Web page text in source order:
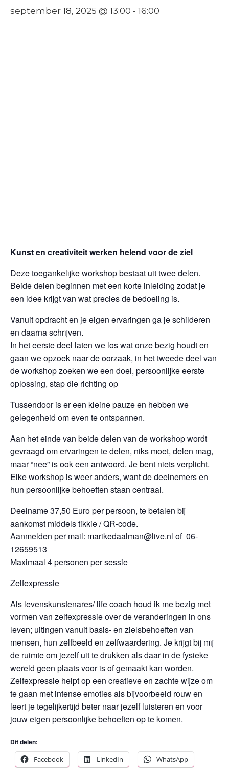
september 18, 2025 @ 13:00 - 16:00
Kunst en creativiteit werken helend voor de ziel
Deze toegankelijke workshop bestaat uit twee delen.
Beide delen beginnen met een korte inleiding zodat je
een idee krijgt van wat precies de bedoeling is.
Vanuit opdracht en je eigen ervaringen ga je schilderen
en daarna schrijven.
In het eerste deel laten we los wat onze bezig houdt en
gaan we opzoek naar de oorzaak, in het tweede deel van
de workshop zoeken we een doel, persoonlijke eerste
oplossing, stap die richting op
Tussendoor is er een kleine pauze en hebben we
gelegenheid om even te ontspannen.
Aan het einde van beide delen van de workshop wordt
gevraagd om ervaringen te delen, niks moet, delen mag,
maar “nee” is ook een antwoord. Je bent niets verplicht.
Elke workshop is weer anders, want de deelnemers en
hun persoonlijke behoeften staan centraal.
Deelname 37,50 Euro per persoon, te betalen bij
aankomst middels tikkie / QR-code.
Aanmelden per mail: marikedaalman@live.nl of 06-
12659513
Maximaal 4 personen per sessie
Zelfexpressie
Als levenskunstenares/ life coach houd ik me bezig met
vormen van zelfexpressie over de veranderingen in ons
leven; uitingen vanuit basis- en zielsbehoeften van
mensen, hun zelfbeeld en zelfwaardering. Je krijgt bij mij
de ruimte om jezelf uit te drukken als daar in de fysieke
wereld geen plaats voor is of gemaakt kan worden.
Zelfexpressie helpt op een creatieve en zachte wijze om
te gaan met intense emoties als bijvoorbeeld rouw en
leert je tegelijkertijd beter naar jezelf luisteren en voor
jouw eigen persoonlijke behoeften op te komen.
Dit delen:
Facebook
LinkedIn WhatsApp